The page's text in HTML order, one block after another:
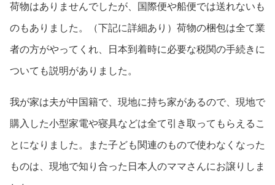
荷物はありませんでしたが、国際便や船便では送れないも
のもありました。（下記に詳細あり）荷物の梱包は全て業
者の方がやってくれ、日本到着時に必要な税関の手続きに
ついても説明がありました。
我が家は夫が中国籍で、現地に持ち家があるので、現地で
購入した小型家電や寝具などは全て引き取ってもらえるこ
とになりました。また子ども関連のもので使わなくなった
ものは、現地で知り合った日本人のママさんにお譲りしま